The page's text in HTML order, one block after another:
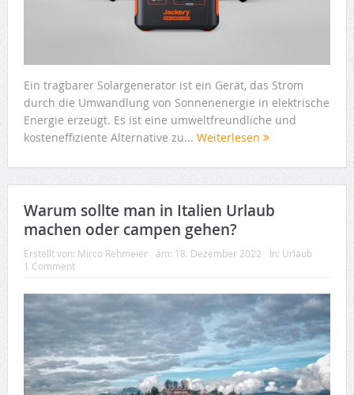
Ein tragbarer Solargenerator ist ein Gerät, das Strom
durch die Umwandlung von Sonnenenergie in elektrische
Energie erzeugt. Es ist eine umweltfreundliche und
kosteneffiziente Alternative zu... Weiterlesen
Warum sollte man in Italien Urlaub
machen oder campen gehen?
Erstellt von: Mirco Rehmeier am: 18. Dezember 2022 In: Urlaub
1 Comment